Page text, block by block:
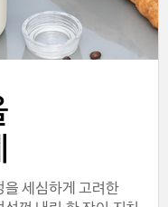
을 세심하게 고려한